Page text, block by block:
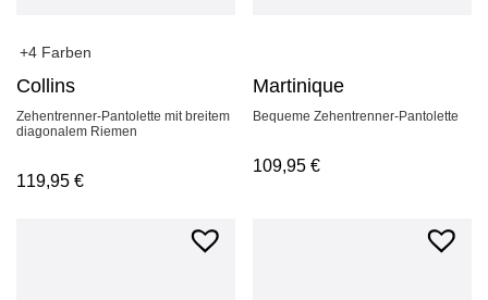
+4 Farben
Collins
Zehentrenner-Pantolette mit breitem
diagonalem Riemen
119,95 €
Martinique
Bequeme Zehentrenner-Pantolette
109,95€